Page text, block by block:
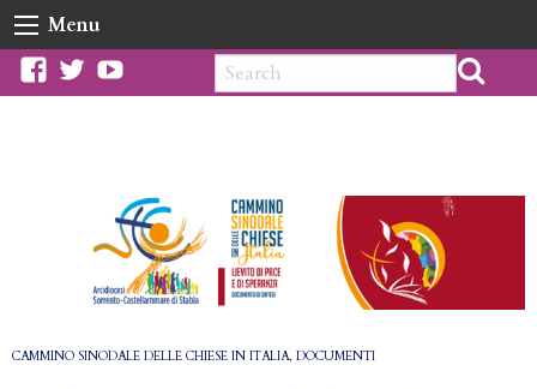
Skip
to
content
Menu
facebook
twitteryoutube
CAMMINO SINODALE DELLE CHIESE IN ITALIA, DOCUMENTI